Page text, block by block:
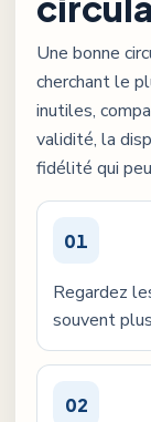
Une bonne
cherchant le
inutiles,
validité, la
fidélité qui
01
Regardez
souvent
02